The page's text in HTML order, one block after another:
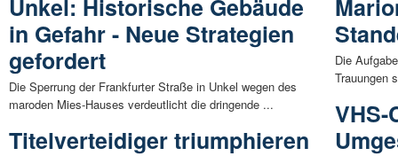
Unkel: Historische Gebäude
in Gefahr - Neue Strategien
gefordert
Die Sperrung der Frankfurter Straße in Unkel wegen des
maroden Mies-Hauses verdeutlicht die dringende ...
Titelverteidiger triumphieren
Die
Trauungen
VHS-